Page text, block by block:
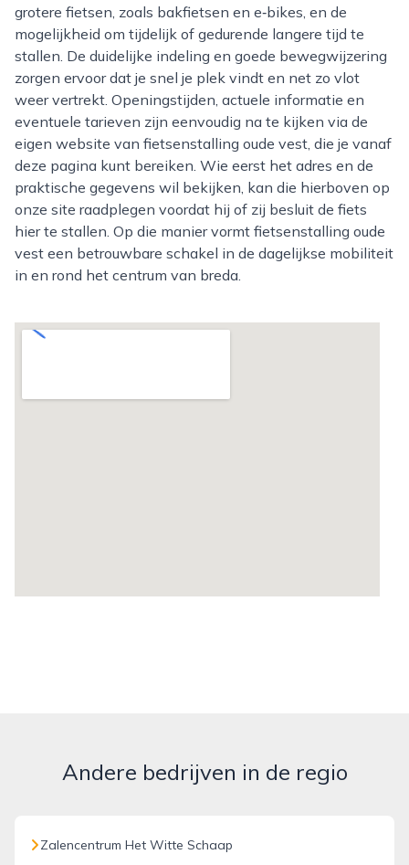
grotere fietsen, zoals bakfietsen en e‑bikes, en de
mogelijkheid om tijdelijk of gedurende langere tijd te
stallen. De duidelijke indeling en goede bewegwijzering
zorgen ervoor dat je snel je plek vindt en net zo vlot
weer vertrekt. Openingstijden, actuele informatie en
eventuele tarieven zijn eenvoudig na te kijken via de
eigen website van fietsenstalling oude vest, die je vanaf
deze pagina kunt bereiken. Wie eerst het adres en de
praktische gegevens wil bekijken, kan die hierboven op
onze site raadplegen voordat hij of zij besluit de fiets
hier te stallen. Op die manier vormt fietsenstalling oude
vest een betrouwbare schakel in de dagelijkse mobiliteit
in en rond het centrum van breda.
Andere bedrijven in de regio
Zalencentrum Het Witte Schaap